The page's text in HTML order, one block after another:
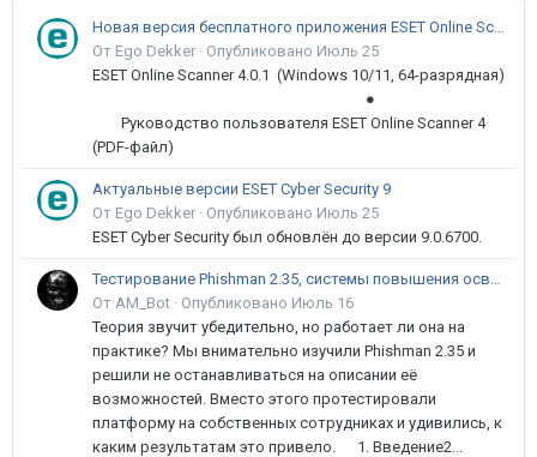
Новая версия бесплатного приложения ESET Online Scanner доступна пользователям
От Ego Dekker · Опубликовано Июль 25
ESET Online Scanner 4.0.1 (Windows 10/11, 64-разрядная)
●
Руководство пользователя ESET Online Scanner 4
(PDF-файл)
Актуальные версии ESET Cyber Security 9
От Ego Dekker · Опубликовано Июль 25
ESET Cyber Security был обновлён до версии 9.0.6700.
Тестирование Phishman 2.35, системы повышения осведомлённости пользователей в сфере ИБ
От AM_Bot · Опубликовано Июль 16
Теория звучит убедительно, но работает ли она на
практике? Мы внимательно изучили Phishman 2.35 и
решили не останавливаться на описании её
возможностей. Вместо этого протестировали
платформу на собственных сотрудниках и удивились, к
каким результатам это привело. 1. Введение2...